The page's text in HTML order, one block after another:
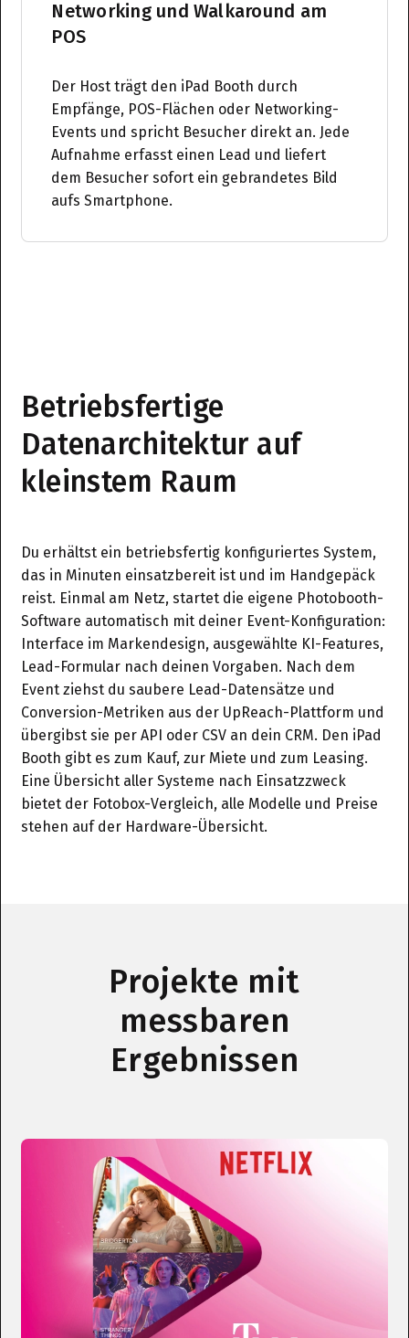
Minuten betriebsfertig und reist im
Handgepäck. Die Software-UI bleibt in
bis zum Share-Link.
Networking und Walkaround am
POS
Der Host trägt den iPad Booth durch
Empfänge, POS-Flächen oder Networking-
Events und spricht Besucher direkt an. Jede
Aufnahme erfasst einen Lead und liefert
dem Besucher sofort ein gebrandetes Bild
aufs Smartphone.
Betriebsfertige
Datenarchitektur auf
kleinstem Raum
Du erhältst ein betriebsfertig konfiguriertes System,
das in Minuten einsatzbereit ist und im Handgepäck
reist. Einmal am Netz, startet die eigene Photobooth-
Software automatisch mit deiner Event-Konfiguration:
Interface im Markendesign, ausgewählte KI-Features,
Lead-Formular nach deinen Vorgaben. Nach dem
Event ziehst du saubere Lead-Datensätze und
Conversion-Metriken aus der UpReach-Plattform und
übergibst sie per API oder CSV an dein CRM. Den iPad
Booth gibt es zum Kauf, zur Miete und zum Leasing.
Eine Übersicht aller Systeme nach Einsatzzweck
bietet der Fotobox-Vergleich, alle Modelle und Preise
stehen auf der Hardware-Übersicht.
Projekte mit
messbaren
Ergebnissen